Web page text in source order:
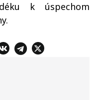
k úspechom